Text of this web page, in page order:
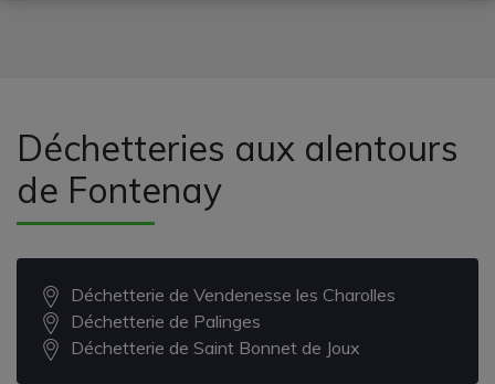
Déchetteries aux alentours
de Fontenay
Déchetterie de Vendenesse les Charolles
Déchetterie de Palinges
Déchetterie de Saint Bonnet de Joux